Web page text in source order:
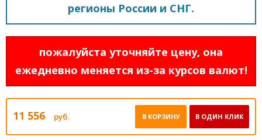
регионы России и СНГ.
пожалуйста уточняйте цену, она
ежедневно меняется из-за курсов валют!
11 556 руб. В ОДИН КЛИК
В КОРЗИНУ